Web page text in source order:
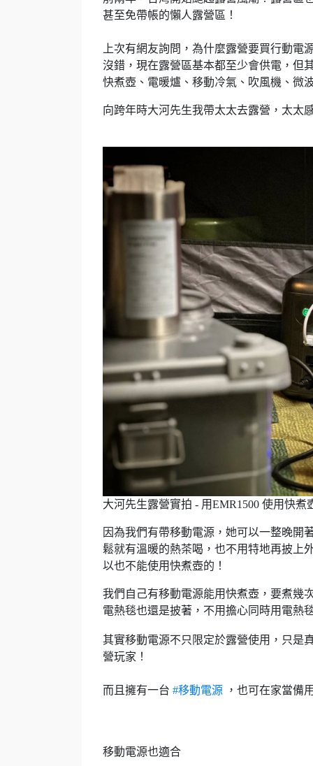
甚至免帶帳的懶人露營區！
上次有網友詢問，為什麼露營要買行動電
沒錯，現在露營區基本都至少會供電，但
快煮壺、電暖爐、移動冷氣、吹風機、微
向跨年時大河先生我帶太太去露營，太太
大河先生露營實拍 - 用EMR1500 使用快煮
因為我們有帶移動電源，她可以一整晚開
鬆就有溫暖的熱茶喝，也不用特地再披上
以也不能使用快煮壺的！
我們自己有移動電源能用快煮壺，要煮幾
電熱毯也還是披著，不用擔心同時用電熱
其實移動電源不只限定於露營使用，只是
營玩家！
而且擁有一台 #移動電源 ，也可在家當備
移動電源也適合